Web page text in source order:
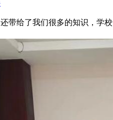
带给了我们很多的知识，学